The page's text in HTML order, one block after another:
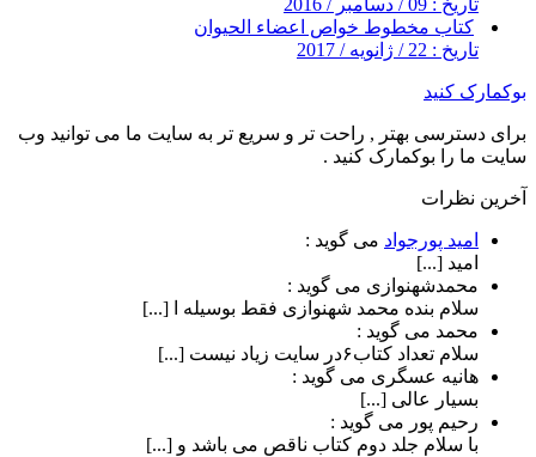
تاریخ : 09 / دسامبر / 2016
کتاب مخطوط خواص اعضاء الحیوان
تاریخ : 22 / ژانویه / 2017
بوکمارک کنید
برای دسترسی بهتر , راحت تر و سریع تر به سایت ما می توانید وب
سایت ما را بوکمارک کنید .
آخرین نظرات
امید پورجواد می گوید :
امید [...]
محمدشهنوازی می گوید :
سلام بنده محمد شهنوازی فقط بوسیله ا [...]
محمد می گوید :
سلام تعداد کتاب۶در سایت زیاد نیست [...]
هانیه عسگری می گوید :
بسیار عالی [...]
رحیم پور می گوید :
با سلام جلد دوم کتاب ناقص می باشد و [...]